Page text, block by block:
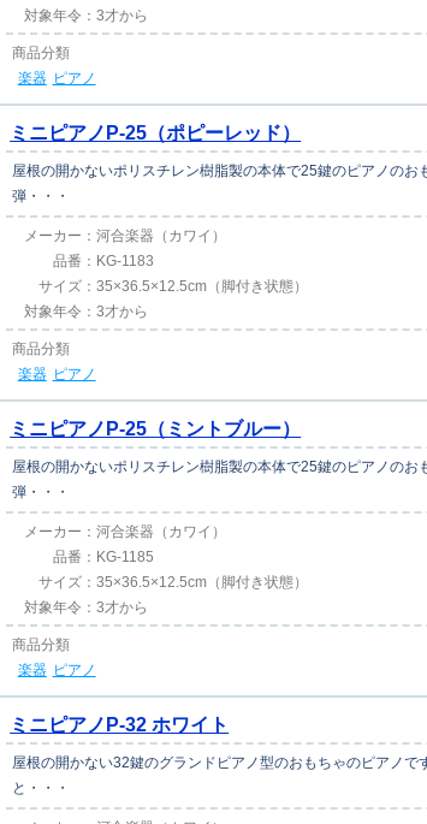
対象年令：3才から
商品分類
楽器 ピアノ
ミニピアノP-25（ポピーレッド）
屋根の開かないポリスチレン樹脂製の本体で25鍵のピアノのお
弾・・・
メーカー：河合楽器（カワイ）
品番： KG-1183
サイズ：35×36.5×12.5cm（脚付き状態）
対象年令：3才から
商品分類
楽器 ピアノ
ミニピアノP-25（ミントブルー）
屋根の開かないポリスチレン樹脂製の本体で25鍵のピアノのお
弾・・・
メーカー：河合楽器（カワイ）
品番： KG-1185
サイズ：35×36.5×12.5cm（脚付き状態）
対象年令：3才から
商品分類
楽器 ピアノ
ミニピアノP-32 ホワイト
屋根の開かない32鍵のグランドピアノ型のおもちゃのピアノで
と・・・